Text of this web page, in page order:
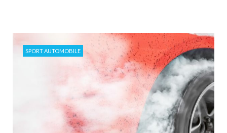
SPORT AUTOMOBILE